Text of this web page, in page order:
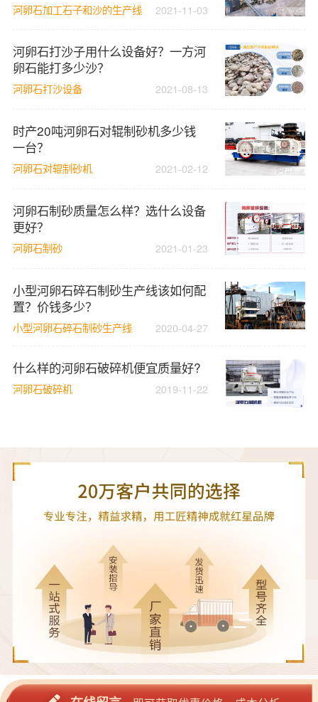
河卵石加工石子和沙的生产线 2021-11-03
河卵石打沙子用什么设备好？一方河
卵石能打多少沙？
河卵石打沙设备 2021-08-13
时产20吨河卵石对辊制砂机多少钱
一台？
河卵石对辊制砂机 2021-02-12
河卵石制砂质量怎么样？选什么设备
更好？
河卵石制砂 2021-01-23
小型河卵石碎石制砂生产线该如何配
置？价钱多少？
小型河卵石碎石制砂生产线 2020-04-27
什么样的河卵石破碎机便宜质量好?
河卵石破碎机 2019-11-22